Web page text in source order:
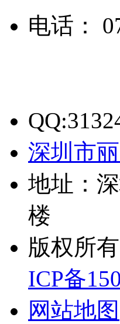
电话：
深圳市
地址：
楼
版权所
ICP备
网站地图